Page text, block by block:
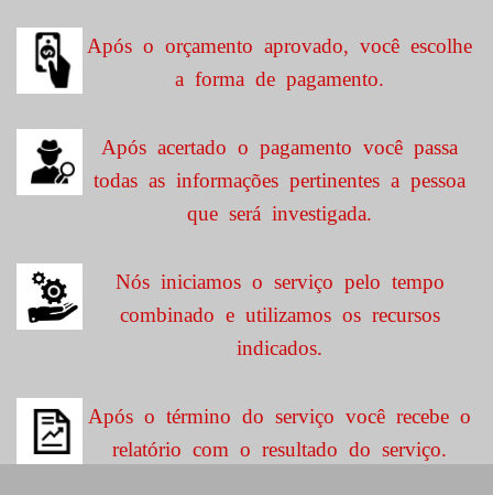
Após o orçamento aprovado, você escolhe
a forma de pagamento.
Após acertado o pagamento você passa
todas as informações pertinentes a pessoa
que será investigada.
Nós iniciamos o serviço pelo tempo
combinado e utilizamos os recursos
indicados.
Após o término do serviço você recebe o
relatório com o resultado do serviço.